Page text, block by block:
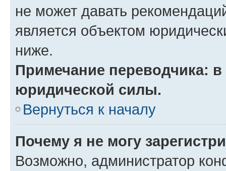
не может давать
является объектом
ниже.
Примечание переводчика:
юридической силы.
Вернуться к началу
Почему я не могу
Возможно, администратор